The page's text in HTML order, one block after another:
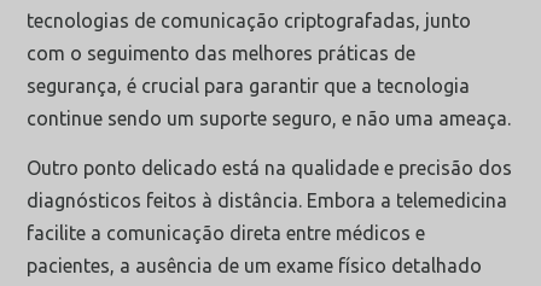
tecnologias de comunicação criptografadas, junto
com o seguimento das melhores práticas de
segurança, é crucial para garantir que a tecnologia
continue sendo um suporte seguro, e não uma ameaça.
Outro ponto delicado está na qualidade e precisão dos
diagnósticos feitos à distância. Embora a telemedicina
facilite a comunicação direta entre médicos e
pacientes, a ausência de um exame físico detalhado